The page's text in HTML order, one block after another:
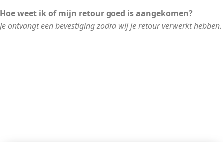
Hoe weet ik of mijn retour goed is aangekomen?
Je ontvangt een bevestiging zodra wij je retour verwerkt hebben.